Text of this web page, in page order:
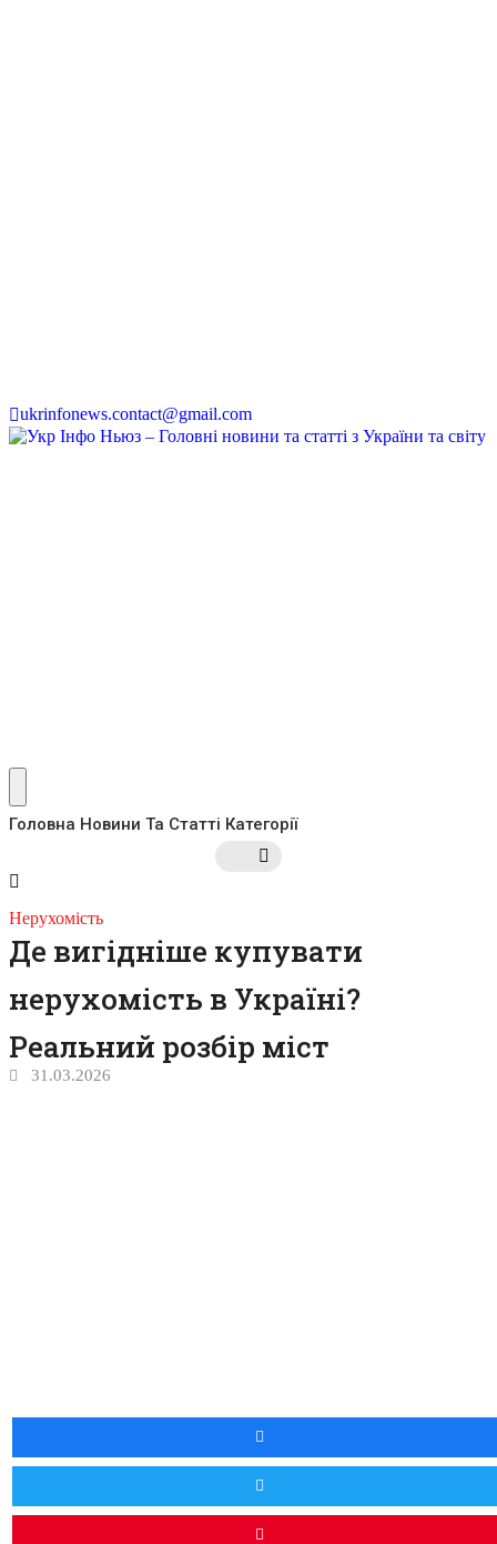
ukrinfonews.contact@gmail.com
Головна Новини Та Статті Категорії
Нерухомість
Де вигідніше купувати
нерухомість в Україні?
Реальний розбір міст
31.03.2026